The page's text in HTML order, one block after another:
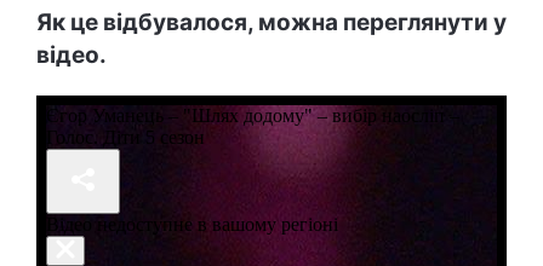
Як це відбувалося, можна переглянути у
відео.